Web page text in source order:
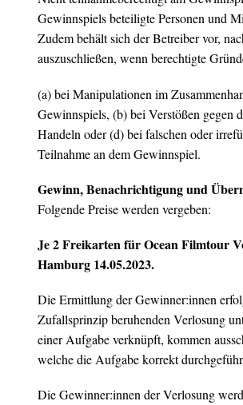
Gewinnspiels beteiligte Personen und
Zudem behält sich der Betreiber vor,
auszuschließen, wenn berechtigte
(a) bei Manipulationen im
Gewinnspiels, (b) bei Verstößen gegen
Handeln oder (d) bei falschen oder
Teilnahme an dem Gewinnspiel.
Gewinn, Benachrichtigung und
Folgende Preise werden vergeben:
Je 2 Freikarten für Ocean Filmtour
Hamburg 14.05.2023.
Die Ermittlung der Gewinner:innen
Zufallsprinzip beruhenden Verlosung
einer Aufgabe verknüpft, kommen
welche die Aufgabe korrekt
Die Gewinner:innen der Verlosung